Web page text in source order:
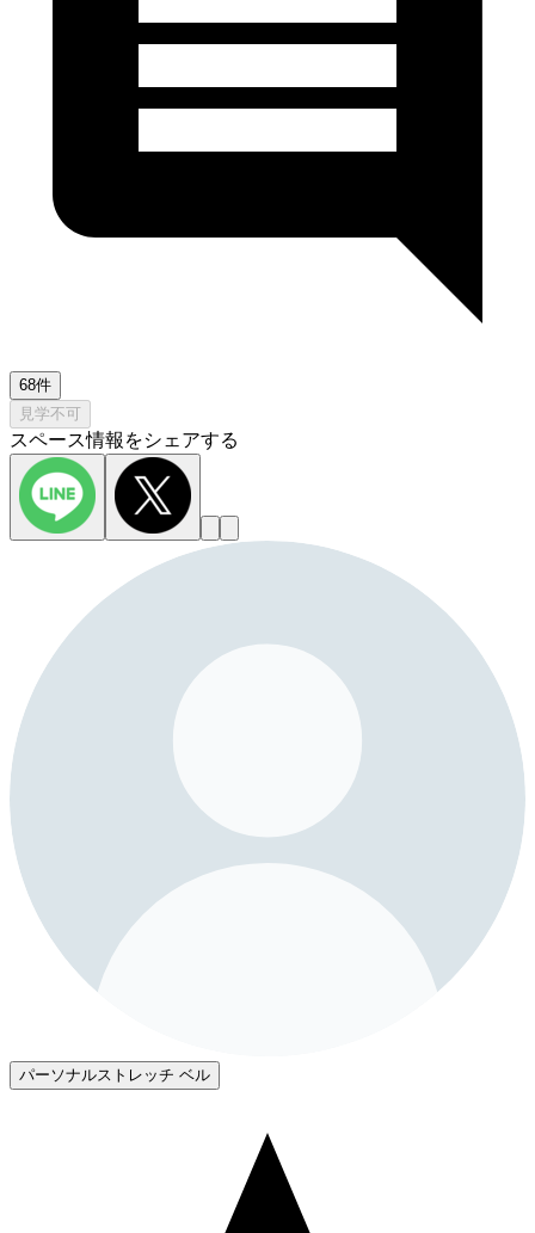
68件
見学不可
スペース情報をシェアする
パーソナルストレッチ ベル